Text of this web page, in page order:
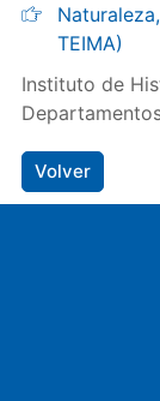
TEIMA)
Instituto de
Volver